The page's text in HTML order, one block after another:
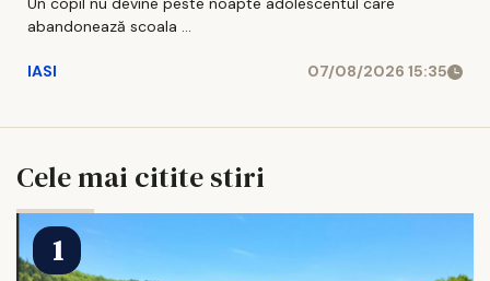
abandonează scoala ...
IASI 07/08/2026 15:35
Cele mai citite stiri